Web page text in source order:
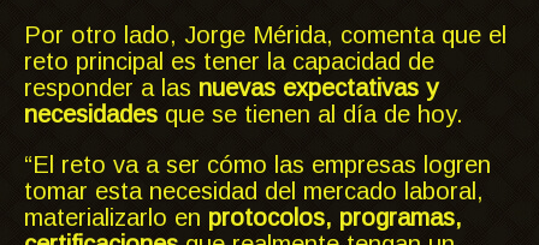
Por otro lado, Jorge Mérida, comenta que el
reto principal es tener la capacidad de
responder a las nuevas expectativas y
necesidades que se tienen al día de hoy.
“El reto va a ser cómo las empresas logren
tomar esta necesidad del mercado laboral,
materializarlo en protocolos, programas,